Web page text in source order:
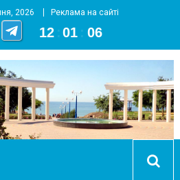
2026 Реклама на сайті
12 : 01 : 07
города Южный